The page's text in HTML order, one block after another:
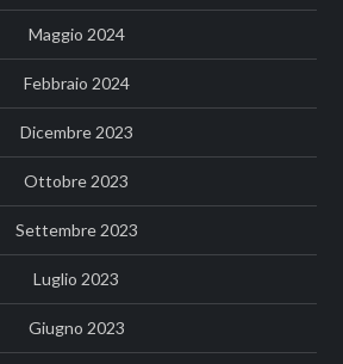
Maggio 2024
Febbraio 2024
Dicembre 2023
Ottobre 2023
Settembre 2023
Luglio 2023
Giugno 2023